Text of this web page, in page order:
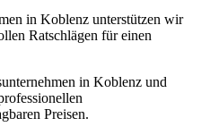
in Koblenz unterstützen wir
Ratschlägen für einen
in Koblenz und
Preisen.